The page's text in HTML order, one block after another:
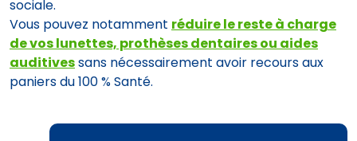
sociale.
Vous pouvez notamment réduire le reste à charge
de vos lunettes, prothèses dentaires ou aides
auditivessans nécessairement avoir recours aux
paniers du 100 % Santé.